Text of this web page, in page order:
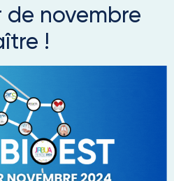
de novembre
!